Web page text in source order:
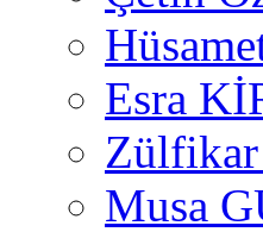
Esra
Musa